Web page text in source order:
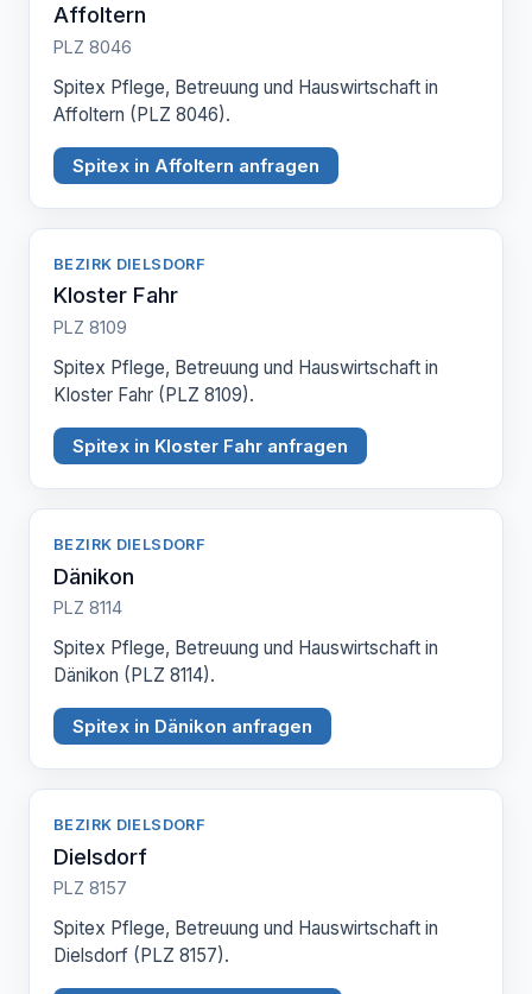
Affoltern
PLZ 8046
Spitex Pflege, Betreuung und Hauswirtschaft in
Affoltern (PLZ 8046).
Spitex in Affoltern anfragen
BEZIRK DIELSDORF
Kloster Fahr
PLZ 8109
Spitex Pflege, Betreuung und Hauswirtschaft in
Kloster Fahr (PLZ 8109).
Spitex in Kloster Fahr anfragen
BEZIRK DIELSDORF
Dänikon
PLZ 8114
Spitex Pflege, Betreuung und Hauswirtschaft in
Dänikon (PLZ 8114).
Spitex in Dänikon anfragen
BEZIRK DIELSDORF
Dielsdorf
PLZ 8157
Spitex Pflege, Betreuung und Hauswirtschaft in
Dielsdorf (PLZ 8157).